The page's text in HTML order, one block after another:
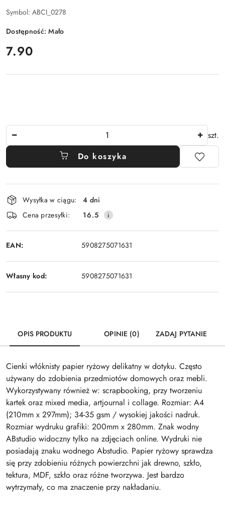
Symbol: ABCI_0278
Dostępność:Mało
cena:
7.90
szt.
Do koszyka
Dostępność
i
dostawa
Wysyłka w ciągu:
4 dni
Cena przesyłki:
16.5
EAN: 5908275071631
Własny kod: 5908275071631
OPIS PRODUKTU OPINIE (0) ZADAJ PYTANIE
Cienki włóknisty papier ryżowy delikatny w dotyku. Często
używany do zdobienia przedmiotów domowych oraz mebli.
Wykorzystywany również w: scrapbooking, przy tworzeniu
kartek oraz mixed media, artjournal i collage. Rozmiar: A4
(210mm x 297mm); 34-35 gsm / wysokiej jakości nadruk.
Rozmiar wydruku grafiki: 200mm x 280mm. Znak wodny
ABstudio widoczny tylko na zdjęciach online. Wydruki nie
posiadają znaku wodnego Abstudio. Papier ryżowy sprawdza
się przy zdobieniu różnych powierzchni jak drewno, szkło,
tektura, MDF, szkło oraz różne tworzywa. Jest bardzo
wytrzymały, co ma znaczenie przy nakładaniu.